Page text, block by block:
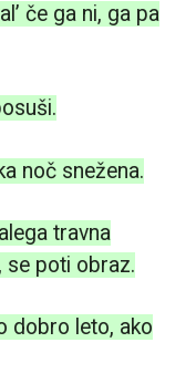
če ga ni, ga pa
noč snežena.
travna
se poti obraz.
dobro leto, ako